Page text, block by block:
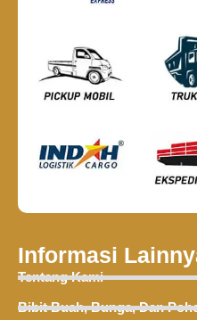
Informasi
Tentang Kami
Bibit Buah, Bunga, Dan